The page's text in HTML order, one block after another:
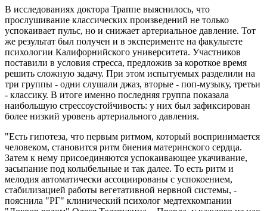
В исследованиях доктора Траппе выяснилось, что
прослушивание классических произведений не только
успокаивает пульс, но и снижает артериальное давление. Тот
же результат был получен и в эксперименте на факультете
психологии Калифорнийского университета. Участников
поставили в условия стресса, предложив за короткое время
решить сложную задачу. При этом испытуемых разделили на
три группы - одни слушали джаз, вторые - поп-музыку, третьи
- классику. В итоге именно последняя группа показала
наибольшую стрессоустойчивость: у них был зафиксирован
более низкий уровень артериального давления.
"Есть гипотеза, что первым ритмом, который воспринимается
человеком, становится ритм биения материнского сердца.
Затем к нему присоединяются успокаивающее укачивание,
засыпание под колыбельные и так далее. То есть ритм и
мелодия автоматически ассоциированы с успокоением,
стабилизацией работы вегетативной нервной системы, -
пояснила "РГ" клинический психолог медтехкомпании